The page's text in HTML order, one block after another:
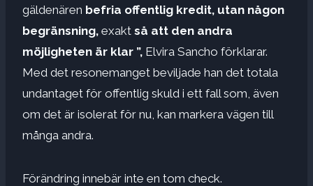
gäldenären befria offentlig kredit, utan någon
begränsning, exakt så att den andra
möjligheten är klar ”, Elvira Sancho förklarar.
Med det resonemanget beviljade han det totala
undantaget för offentlig skuld i ett fall som, även
om det är isolerat för nu, kan markera vägen till
många andra.
Förändring innebär inte en tom check.